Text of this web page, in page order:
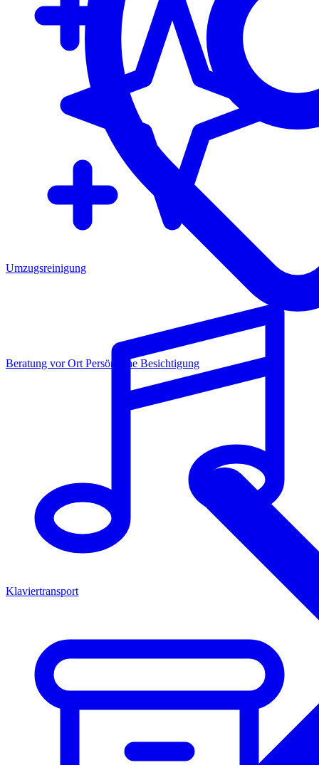
Beratung vor OrtPersönliche Besichtigung
Umzugsreinigung
Klaviertransport